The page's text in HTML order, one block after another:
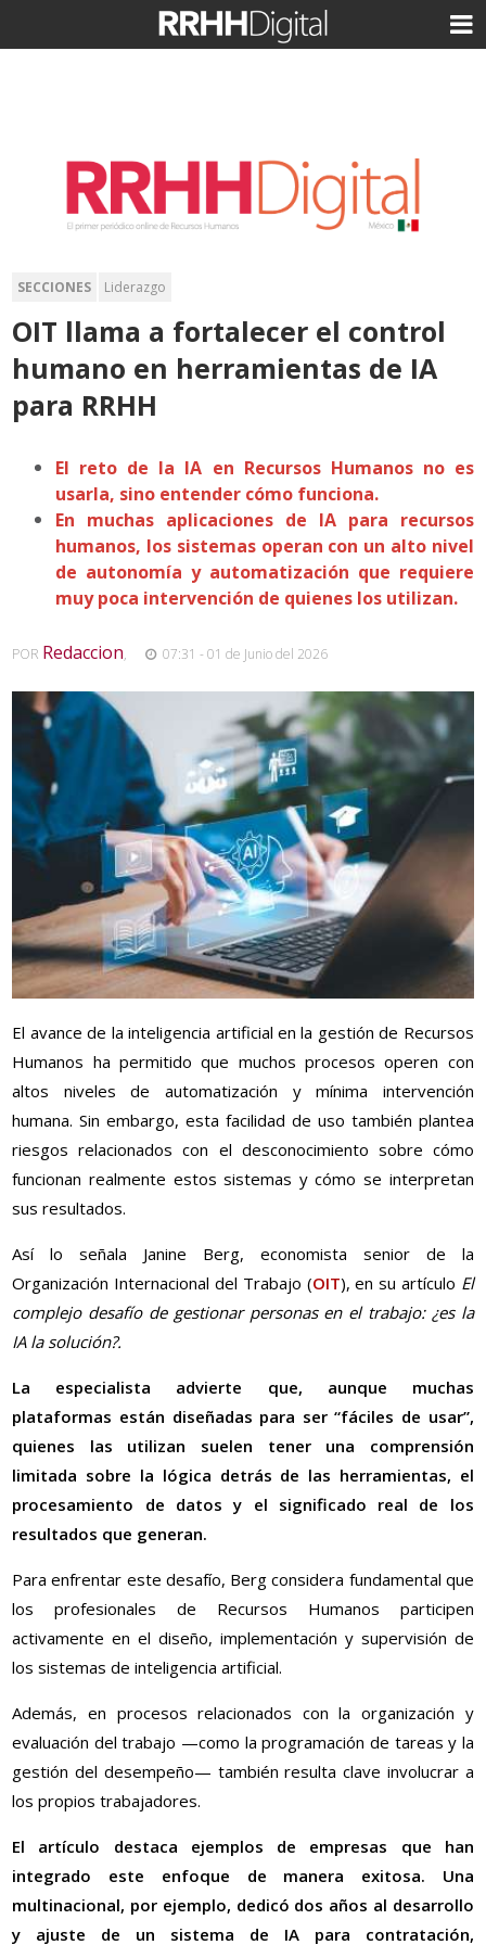
SECCIONES Liderazgo
OIT llama a fortalecer el control
humano en herramientas de IA
para RRHH
El reto de la IA en Recursos Humanos no es
usarla, sino entender cómo funciona.
En muchas aplicaciones de IA para recursos
humanos, los sistemas operan con un alto nivel
de autonomía y automatización que requiere
muy poca intervención de quienes los utilizan.
POR Redaccion, 07:31 - 01 de Junio del 2026
El avance de la inteligencia artificial en la gestión de Recursos
Humanos ha permitido que muchos procesos operen con
altos niveles de automatización y mínima intervención
humana. Sin embargo, esta facilidad de uso también plantea
riesgos relacionados con el desconocimiento sobre cómo
funcionan realmente estos sistemas y cómo se interpretan
sus resultados.
Así lo señala Janine Berg, economista senior de la
Organización Internacional del Trabajo (OIT), en su artículo El
complejo desafío de gestionar personas en el trabajo: ¿es la
IA la solución?.
La especialista advierte que, aunque muchas
plataformas están diseñadas para ser “fáciles de usar”,
quienes las utilizan suelen tener una comprensión
limitada sobre la lógica detrás de las herramientas, el
procesamiento de datos y el significado real de los
resultados que generan.
Para enfrentar este desafío, Berg considera fundamental que
los profesionales de Recursos Humanos participen
activamente en el diseño, implementación y supervisión de
los sistemas de inteligencia artificial.
Además, en procesos relacionados con la organización y
evaluación del trabajo —como la programación de tareas y la
gestión del desempeño— también resulta clave involucrar a
los propios trabajadores.
El artículo destaca ejemplos de empresas que han
integrado este enfoque de manera exitosa. Una
multinacional, por ejemplo, dedicó dos años al desarrollo
y ajuste de un sistema de IA para contratación,